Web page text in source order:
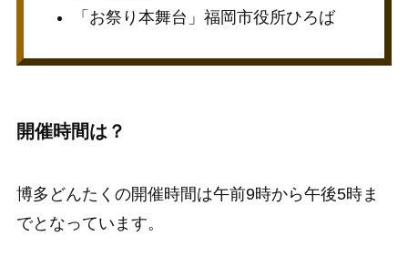
「お祭り本舞台」福岡市役所ひろば
開催時間は？
博多どんたくの開催時間は午前9時から午後5時ま
でとなっています。